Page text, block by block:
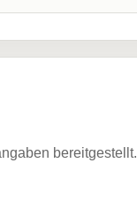
bereitgestellt.